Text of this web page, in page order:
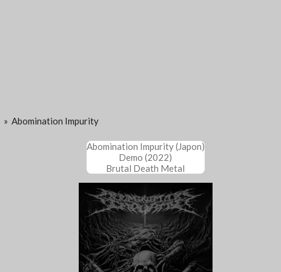
» Abomination Impurity
Abomination Impurity (Japon)
Demo (2022)
Brutal Death Metal